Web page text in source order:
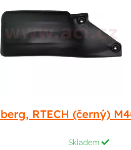
RTECH (černý)
Skladem